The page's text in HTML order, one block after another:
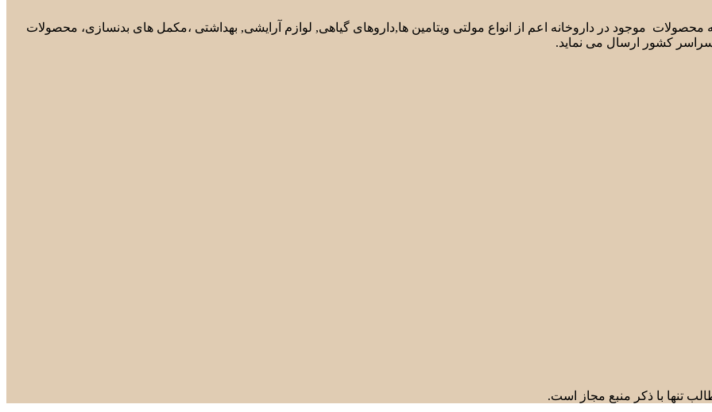
محصولات موجود در داروخانه اعم از انواع مولتی ویتامین ها,داروهای گیاهی, لوازم آرایشی, بهداشتی ،مکمل های بدنسازی، محصولات
کشور ارسال می نماید.
تنها با ذکر منبع مجاز است.